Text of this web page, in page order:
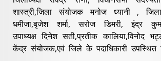
शास्त्री,जिला संयोजक मनोज ध्यानी ,
धमीजा,बृजेश शर्मा, सरोज डिमरी, इंद्र
उपाध्यक्ष दिनेश सती,प्रतीक कालिया,विनोद
केंद्र संयोजक,एवं जिले के पदाधिकारी उपस्थित